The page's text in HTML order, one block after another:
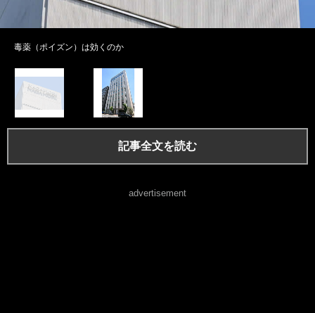
毒薬（ポイズン）は効くのか
記事全文を読む
advertisement